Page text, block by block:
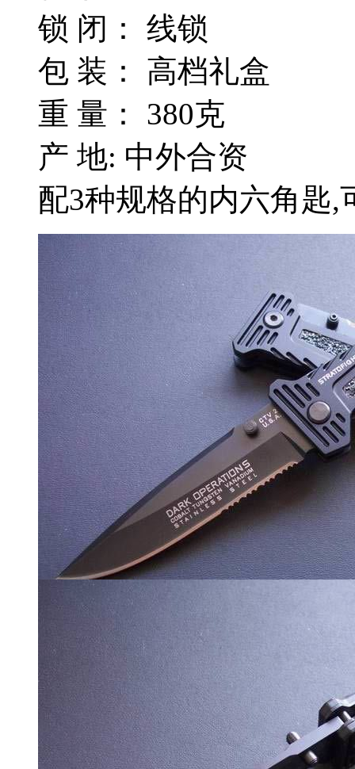
锁 闭： 线锁
包 装： 高档礼盒
重 量： 380克
产 地: 中外合资
配3种规格的内六角匙,